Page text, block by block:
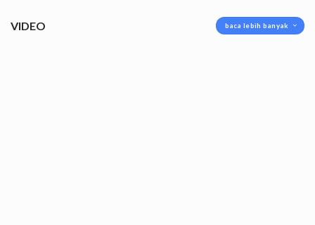
VIDEO baca lebih banyak